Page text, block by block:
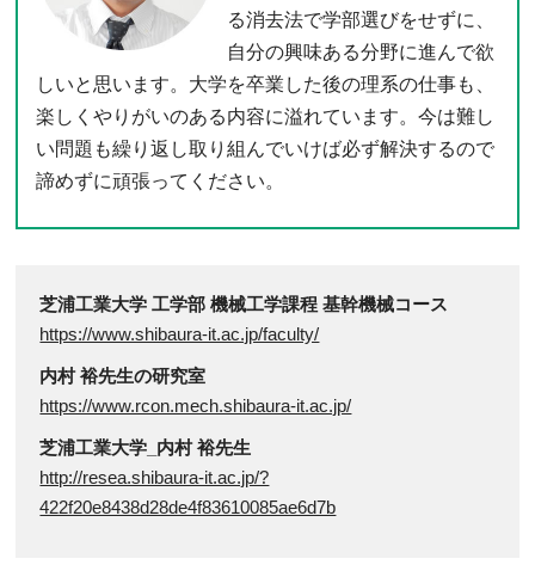
る消去法で学部選びをせずに、
自分の興味ある分野に進んで欲
しいと思います。大学を卒業した後の理系の仕事も、
楽しくやりがいのある内容に溢れています。今は難し
い問題も繰り返し取り組んでいけば必ず解決するので
諦めずに頑張ってください。
芝浦工業大学 工学部 機械工学課程 基幹機械コース
https://www.shibaura-it.ac.jp/faculty/
内村 裕先生の研究室
https://www.rcon.mech.shibaura-it.ac.jp/
芝浦工業大学_内村 裕先生
http://resea.shibaura-it.ac.jp/?
422f20e8438d28de4f83610085ae6d7b